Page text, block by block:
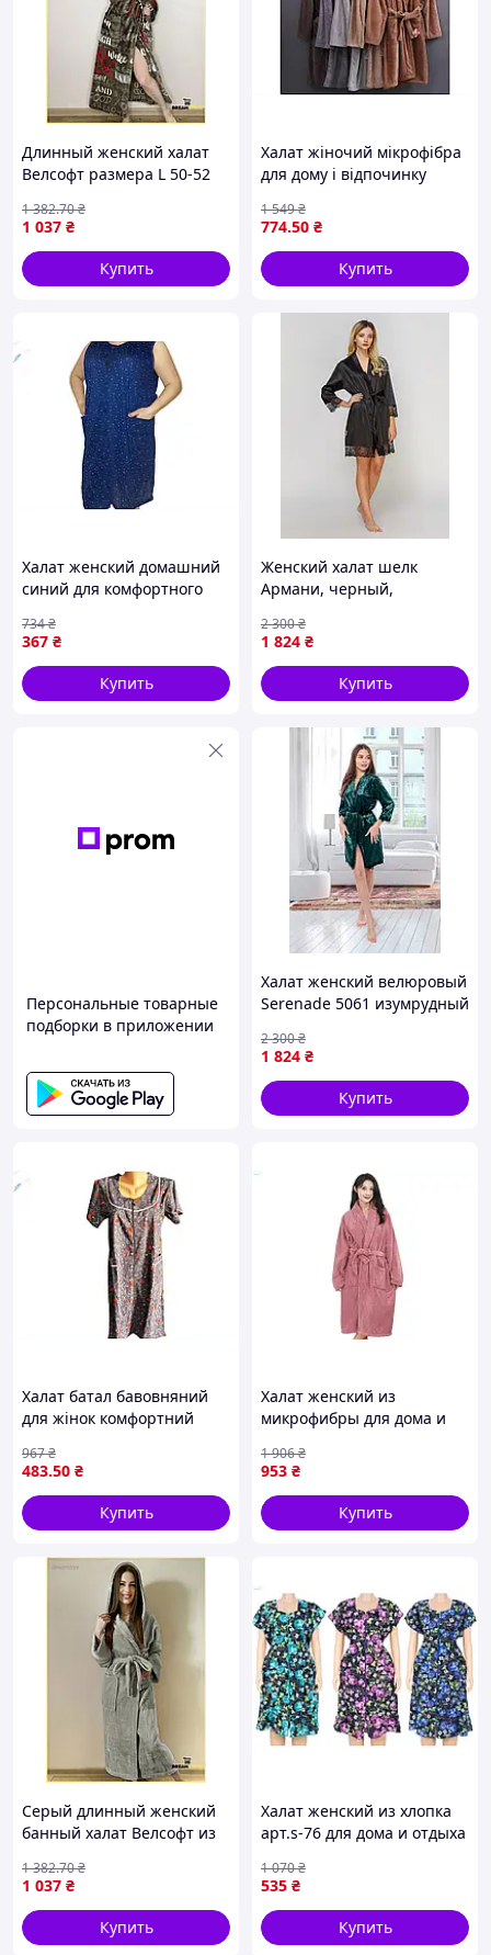
Длинный женский халат
Велсофт размера L 50-52
домашняя одежда из
микрофибры стор1
1 037 ₴
1 382.70₴
Купить
Халат жіночий мікрофібра
для дому і відпочинку
комфортний 110 см длина
рукава 55 см
774.50 ₴
1 549₴
Купить
Халат женский домашний
синий для комфортного
NICOLAS
367 ₴
734₴
Купить
Женский халат шелк
Армани, черный,
1 824 ₴
2 300₴
Купить
Персональные товарные
подборки в приложении
Халат женский велюровый
Serenade 5061 изумрудный
1 824 ₴
2 300₴
Купить
Халат батал бавовняний
для жінок комфортний
відпочинку ТМ BEST
арт.2212 р.48
483.50 ₴
967₴
Купить
Халат женский из
микрофибры для дома и
розовый ТМ
COLORFULHOME
953 ₴
1 906₴
Купить
Серый длинный женский
банный халат Велсофт из
домашняя одежда размер
М 46-48 стор1
1 037 ₴
1 382.70₴
Купить
Халат женский из хлопка
арт.s-76 для дома и отдыха
размера
535 ₴
1 070₴
Купить